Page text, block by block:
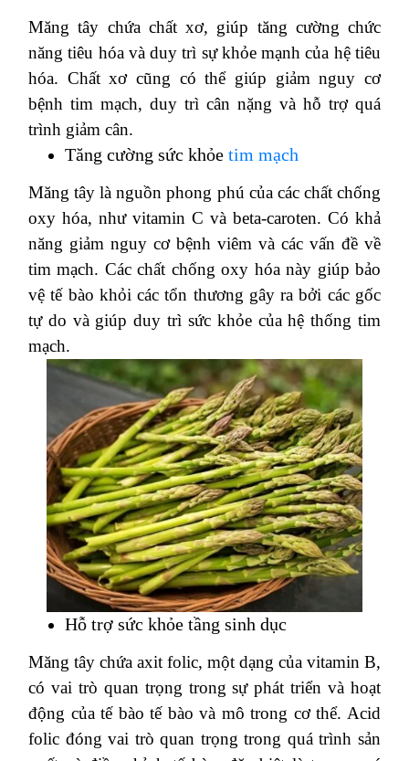
Măng tây chứa chất xơ, giúp tăng cường chức
năng tiêu hóa và duy trì sự khỏe mạnh của hệ tiêu
hóa. Chất xơ cũng có thể giúp giảm nguy cơ
bệnh tim mạch, duy trì cân nặng và hỗ trợ quá
trình giảm cân.
Tăng cường sức khỏe tim mạch
Măng tây là nguồn phong phú của các chất chống
oxy hóa, như vitamin C và beta-caroten. Có khả
năng giảm nguy cơ bệnh viêm và các vấn đề về
tim mạch. Các chất chống oxy hóa này giúp bảo
vệ tế bào khỏi các tổn thương gây ra bởi các gốc
tự do và giúp duy trì sức khỏe của hệ thống tim
mạch.
Hỗ trợ sức khỏe tầng sinh dục
Măng tây chứa axit folic, một dạng của vitamin B,
có vai trò quan trọng trong sự phát triển và hoạt
động của tế bào tế bào và mô trong cơ thể. Acid
folic đóng vai trò quan trọng trong quá trình sản